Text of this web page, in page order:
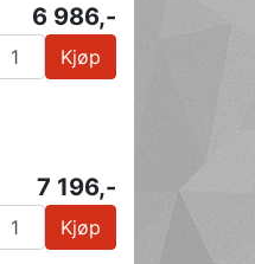
6 986,-
Kjøp
7 196,-
Kjøp